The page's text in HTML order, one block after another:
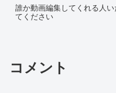
誰か動画編集してくれる人い
てください
コメント